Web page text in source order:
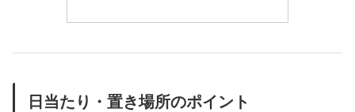
日当たり・置き場所のポイント